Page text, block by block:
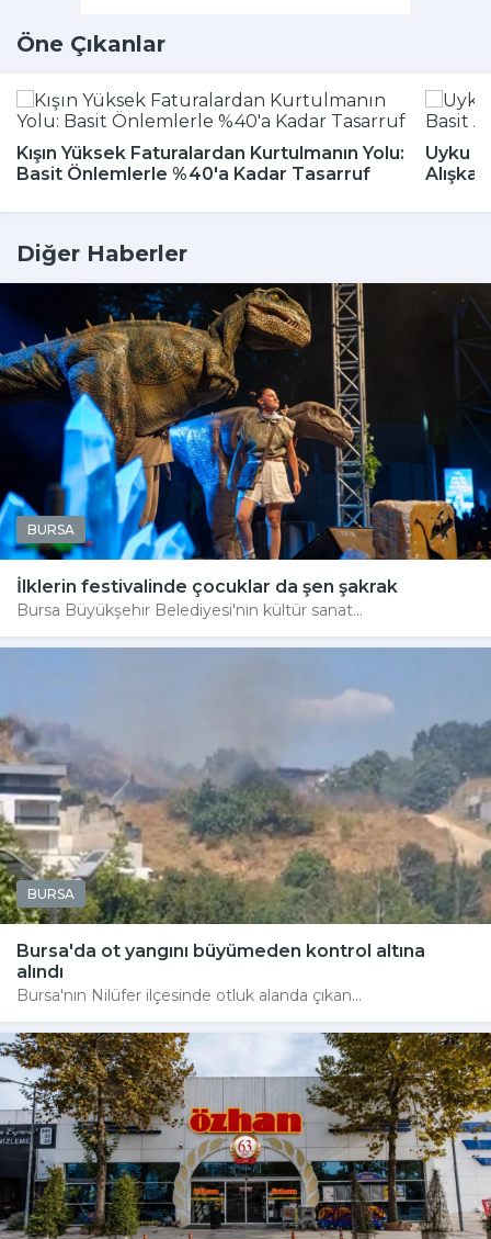
Öne Çıkanlar
Kışın Yüksek Faturalardan Kurtulmanın Yolu:
Basit Önlemlerle %40'a Kadar Tasarruf
Uyku
Diğer Haberler
BURSA
İlklerin festivalinde çocuklar da şen şakrak
Bursa Büyükşehir Belediyesi'nin kültür sanat...
BURSA
Bursa'da ot yangını büyümeden kontrol altına
alındı
Bursa'nın Nilüfer ilçesinde otluk alanda çıkan...